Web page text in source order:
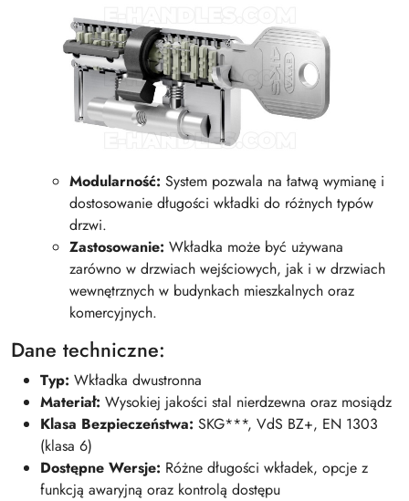
Modularność: System pozwala na łatwą wymianę i
dostosowanie długości wkładki do różnych typów
drzwi.
Zastosowanie: Wkładka może być używana
zarówno w drzwiach wejściowych, jak i w drzwiach
wewnętrznych w budynkach mieszkalnych oraz
komercyjnych.
Dane techniczne:
Typ: Wkładka dwustronna
Materiał: Wysokiej jakości stal nierdzewna oraz mosiądz
Klasa Bezpieczeństwa: SKG***, VdS BZ+, EN 1303
(klasa 6)
Dostępne Wersje: Różne długości wkładek, opcje z
funkcją awaryjną oraz kontrolą dostępu